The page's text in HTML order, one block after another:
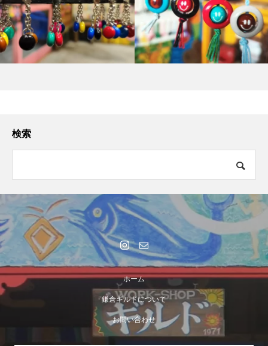
検索
ホーム
鎌倉ギルドについて
お問い合わせ